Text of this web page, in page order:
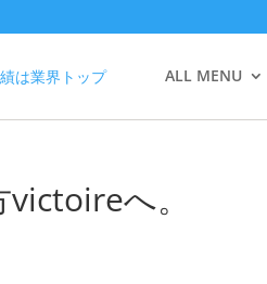
ALL MENU
へ。